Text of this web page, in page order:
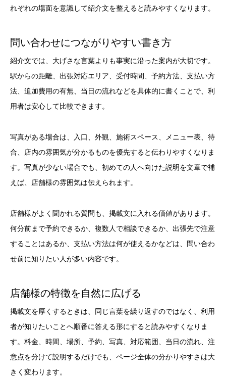
れぞれの場面を意識して紹介文を整えると読みやすくなります。
問い合わせにつながりやすい書き方
紹介文では、大げさな言葉よりも事実に沿った案内が大切です。
駅からの距離、出張対応エリア、受付時間、予約方法、支払い方
法、追加費用の有無、当日の流れなどを具体的に書くことで、利
用者は安心して比較できます。
写真がある場合は、入口、外観、施術スペース、メニュー表、待
合、店内の雰囲気が分かるものを優先すると伝わりやすくなりま
す。写真が少ない場合でも、初めての人へ向けた説明を文章で補
えば、店舗様の雰囲気は伝えられます。
店舗様がよく聞かれる質問も、掲載文に入れる価値があります。
何分前まで予約できるか、複数人で相談できるか、出張先で注意
することはあるか、支払い方法は何が使えるかなどは、問い合わ
せ前に知りたい人が多い内容です。
店舗様の特徴を自然に広げる
掲載文を厚くするときは、同じ言葉を繰り返すのではなく、利用
者が知りたいことへ順番に答える形にすると読みやすくなりま
す。料金、時間、場所、予約、写真、対応範囲、当日の流れ、注
意点を分けて説明するだけでも、ページ全体の分かりやすさは大
きく変わります。